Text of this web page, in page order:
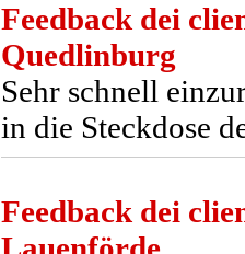
Feedback dei
Quedlinburg
Sehr schnell
in die Steckdose
Feedback dei